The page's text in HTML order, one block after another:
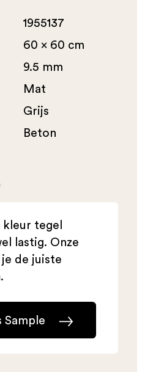
1955137
60 x 60 cm
9.5 mm
Mat
Grijs
Beton
tegel
lastig. Onze
de juiste
Sample